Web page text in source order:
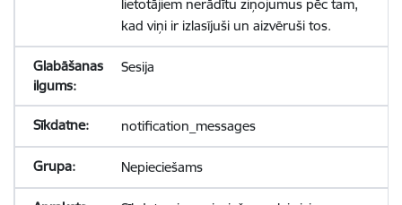
lietotājiem nerādītu ziņojumus pēc tam,
kad viņi ir izlasījuši un aizvēruši tos.
Sesija
notification_messages
Nepieciešams